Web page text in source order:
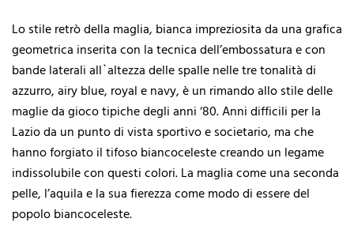
Lo stile retrò della maglia, bianca impreziosita da una grafica
geometrica inserita con la tecnica dell’embossatura e con
bande laterali all`altezza delle spalle nelle tre tonalità di
azzurro, airy blue, royal e navy, è un rimando allo stile delle
maglie da gioco tipiche degli anni ‘80. Anni difficili per la
Lazio da un punto di vista sportivo e societario, ma che
hanno forgiato il tifoso biancoceleste creando un legame
indissolubile con questi colori. La maglia come una seconda
pelle, l’aquila e la sua fierezza come modo di essere del
popolo biancoceleste.